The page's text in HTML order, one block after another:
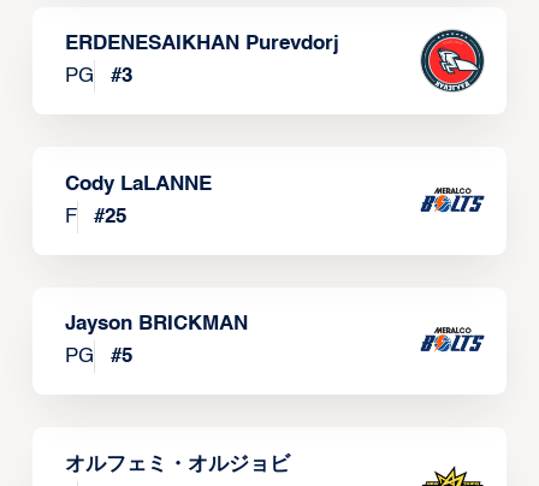
ERDENESAIKHAN Purevdorj
PG
#3
Cody LaLANNE
F
#25
Jayson BRICKMAN
PG
#5
オルフェミ・オルジョビ